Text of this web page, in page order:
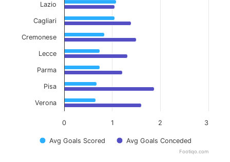
Avg Goals Scored Avg Goals Conceded
0 1 2 3
Lazio
Cagliari
Cremonese
Lecce
Parma
Pisa
Verona
Footiqo.com